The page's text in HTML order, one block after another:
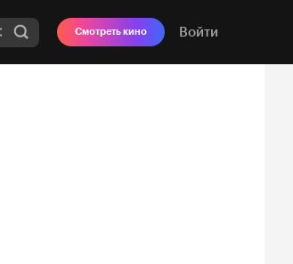
Смотреть кино Войти